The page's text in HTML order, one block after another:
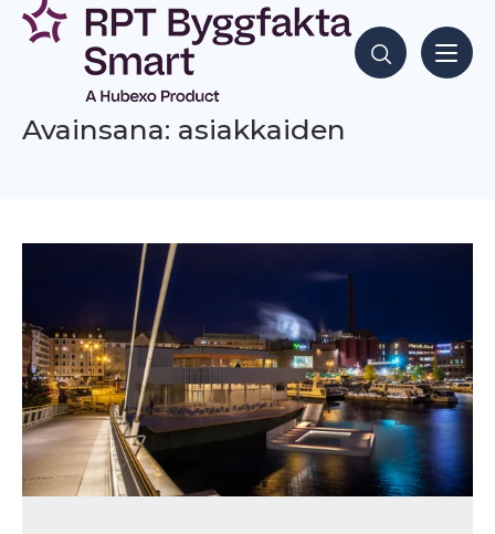
Siirry
sisältöön
Hae sisältöjä
Avainsana: asiakkaiden